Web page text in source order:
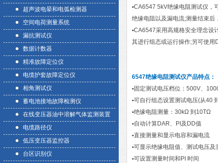
超声波电晕和电弧检测器
空间电荷测量系统
漏抗测试仪
数据计数器
精准故障定位仪
电缆护套故障定位仪
相角测试仪
蓄电池接地故障检测仪
在线变压器油中溶解气体监测装置
电缆路径仪
低压变压器监控器
台区识别仪
•CA6547 5kV绝缘电阻测试仪，
绝缘电阻以及漏电流;测量结束
•CA6547采用高规格安全理念设
其进行组态或运行操作;另可使
6547绝缘电阻测试仪产品特点 ：
•固定测试电压档位：500V、
•可自行组态设置测试电压(从40
•绝缘电阻测量：30kΩ 到10TΩ
•自动计算DAR、PI及DD值
•直接测量和显示电容和漏电流
•可显示绝缘电阻值、测试电压及
•可设置测量时间和PI 时间